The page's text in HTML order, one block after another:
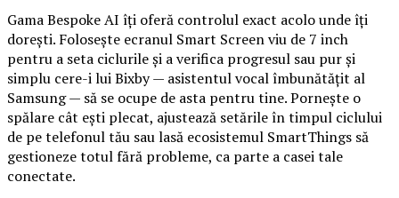
Gama Bespoke AI îți oferă controlul exact acolo unde îți
dorești. Folosește ecranul Smart Screen viu de 7 inch
pentru a seta ciclurile și a verifica progresul sau pur și
simplu cere-i lui Bixby — asistentul vocal îmbunătățit al
Samsung — să se ocupe de asta pentru tine. Pornește o
spălare cât ești plecat, ajustează setările în timpul ciclului
de pe telefonul tău sau lasă ecosistemul SmartThings să
gestioneze totul fără probleme, ca parte a casei tale
conectate.